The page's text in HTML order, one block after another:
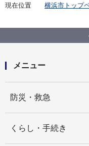
現在位置 横浜市トップ
西区制80周年
を行います！
メニュー
防災・救急
くらし・手続き